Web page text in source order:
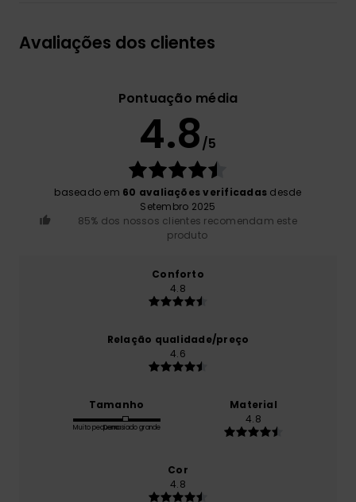
Avaliações dos clientes
Pontuação média
4.8/5
baseado em 60 avaliações verificadas desde
Setembro 2025
85% dos nossos clientes recomendam este
produto
Conforto
4.8
Relação qualidade/preço
4.6
Tamanho
Muito pequenoDemasiado grande
Material
4.8
Cor
4.8